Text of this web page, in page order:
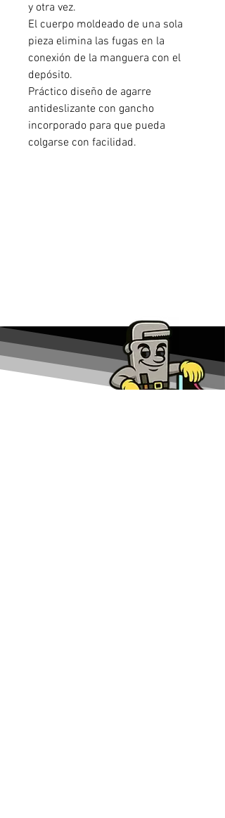
y otra vez.
El cuerpo moldeado de una sola
pieza elimina las fugas en la
conexión de la manguera con el
depósito.
Práctico diseño de agarre
antideslizante con gancho
incorporado para que pueda
colgarse con facilidad.